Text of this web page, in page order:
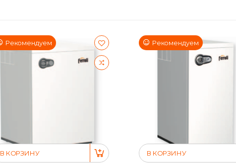
Рекомендуем
В КОРЗИНУ
Рекомендуем
В КОРЗИНУ